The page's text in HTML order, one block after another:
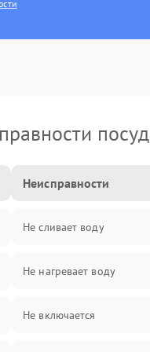
Неисправности
Не сливает воду
Не нагревает воду
Не включается